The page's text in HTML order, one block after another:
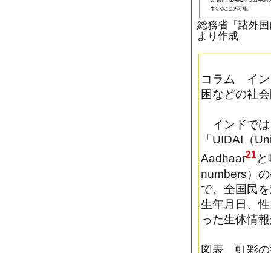
総務省「諸外
より作成
コラム イン
困などの社
インドでは
「UIDAI（
Aadhaar21
numbers）
で、全国民
生年月日、
った生体情
図表 虹彩の